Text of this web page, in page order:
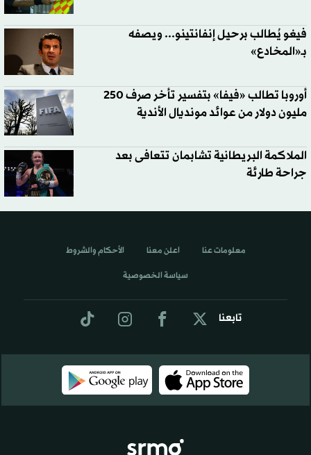
فيغو يُطالب برحيل إنفانتينو... ويصفه
بـ«المخادع»
أوروبا تطالب «فيفا» بتفسير تأخر صرف 250
مليون دولار من عوائد مونديال الأندية
الملاكمة البريطانية تشابمان تتعافى بعد
جراحة طارئة
تابعنا
معلومات عنا اعلن معنا الأحكام والشروط
سياسة الخصوصية